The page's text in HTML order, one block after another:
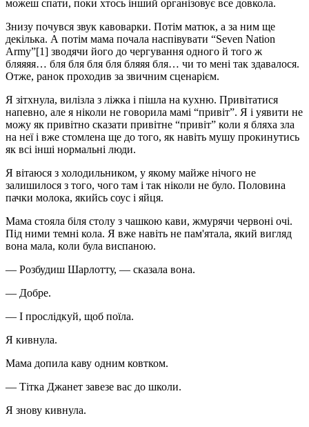
можеш спати, поки хтось інший організовує все довкола.
Знизу почувся звук кавоварки. Потім матюк, а за ним ще
декілька. А потім мама почала наспівувати “Seven Nation
Army”[1] зводячи його до чергування одного й того ж
бляяяя… бля бля бля бля бляяя бля… чи то мені так здавалося.
Отже, ранок проходив за звичним сценарієм.
Я зітхнула, вилізла з ліжка і пішла на кухню. Привітатися
напевно, але я ніколи не говорила мамі “привіт”. Я і уявити не
можу як привітно сказати привітне “привіт” коли я бляха зла
на неї і вже стомлена ще до того, як навіть мушу прокинутись
як всі інші нормальні люди.
Я вітаюся з холодильником, у якому майже нічого не
залишилося з того, чого там і так ніколи не було. Половина
пачки молока, якийсь соус і яйця.
Мама стояла біля столу з чашкою кави, жмурячи червоні очі.
Під ними темні кола. Я вже навіть не пам'ятала, який вигляд
вона мала, коли була виспаною.
— Розбудиш Шарлотту, — сказала вона.
— Добре.
— І прослідкуй, щоб поїла.
Я кивнула.
Мама допила каву одним ковтком.
— Тітка Джанет завезе вас до школи.
Я знову кивнула.